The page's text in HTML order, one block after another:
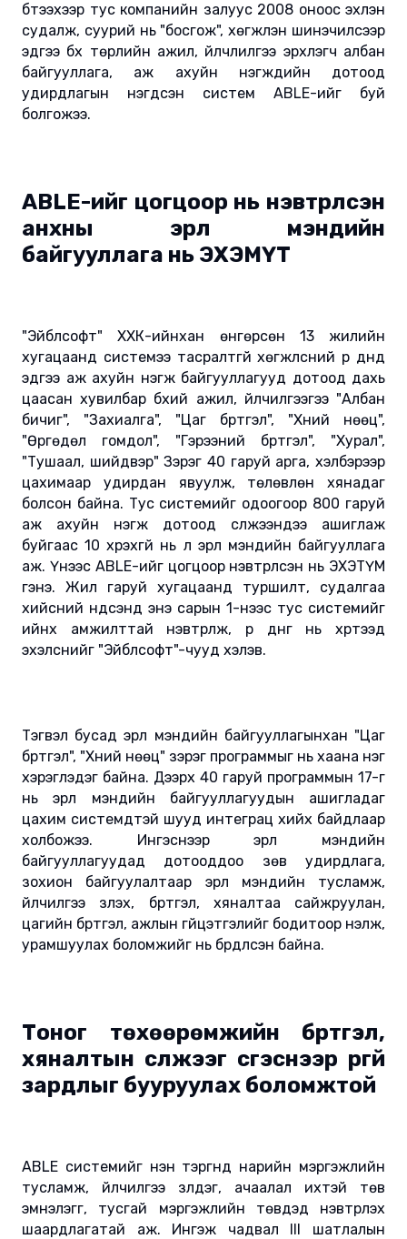
бүтээхээр тус компанийн залуус 2008 оноос эхлэн
судалж, суурий нь "босгож", хөгжүүлэн шинэчилсээр
эдүгээ бүх төрлийн ажил, үйлчлилгээ эрхлэгч албан
байгууллага, аж ахуйн нэгжүүдийн дотоод
удирдлагын нэгдсэн систем ABLE-ийг буй
болгожээ.
ABLE-ийг цогцоор нь нэвтрүүлсэн
анхны эрүүл мэндийн
байгууллага нь ЭХЭМҮТ
"Эйблсофт" ХХК-ийнхан өнгөрсөн 13 жилийн
хугацаанд системээ тасралтгүй хөгжүүлсний үр дүнд
эдүгээ аж ахуйн нэгж байгууллагууд дотоод дахь
цаасан хувилбар бүхий ажил, үйлчилгээгээ "Албан
бичиг", "Захиалга", "Цаг бүртгэл", "Хүний нөөц",
"Өргөдөл гомдол", "Гэрээний бүртгэл", "Хурал",
"Тушаал, шийдвэр" Зэрэг 40 гаруй арга, хэлбэрээр
цахимаар удирдан явуулж, төлөвлөн хянадаг
болсон байна. Тус системийг одоогоор 800 гаруй
аж ахуйн нэгж дотоод сүлжээндээ ашиглаж
буйгаас 10 хүрэхгүй нь л эрүүл мэндийн байгууллага
аж. Үүнээс ABLE-ийг цогцоор нэвтрүүлсэн нь ЭХЭТҮМ
гэнэ. Жил гаруй хугацаанд туршилт, судалгаа
хийсний үндсэнд энэ сарын 1-нээс тус системийг
ийнхүү амжилттай нэвтрүүлж, үр дүнг нь хүртээд
эхэлснийг "Эйблсофт"-чууд хэлэв.
Тэгвэл бусад эрүүл мэндийн байгууллагынхан "Цаг
бүртгэл", "Хүний нөөц" зэрэг программыг нь хаана нэг
хэрэглэдэг байна. Дээрх 40 гаруй программын 17-г
нь эрүүл мэндийн байгууллагуудын ашигладаг
цахим системүүдтэй шууд интеграц хийх байдлаар
холбожээ. Ингэснээр эрүүл мэндийн
байгууллагуудад дотооддоо зөв удирдлага,
зохион байгуулалтаар эрүүл мэндийн тусламж,
үйлчилгээ үзүүлэх, бүртгэл, хяналтаа сайжруулан,
цагийн бүртгэл, ажлын гүйцэтгэлийг бодитоор үнэлж,
урамшуулах боломжийг нь бүрдүүлсэн байна.
Тоног төхөөрөмжийн бүртгэл,
хяналтын сүлжээг үүсгэснээр үргүй
зардлыг бууруулах боломжтой
ABLE системийг нэн тэргүүнд нарийн мэргэжлийн
тусламж, үйлчилгээ үзүүлдэг, ачаалал ихтэй төв
эмнэлэгг, тусгай мэргэжлийн төвүүдэд нэвтрүүлэх
шаардлагатай аж. Ингэж чадвал III шатлалын